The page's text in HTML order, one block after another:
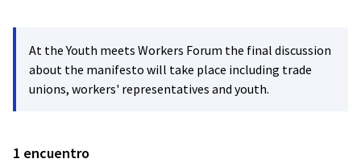
−
At the Youth meets Workers Forum the final discussion
about the manifesto will take place including trade
unions, workers' representatives and youth.
1 encuentro